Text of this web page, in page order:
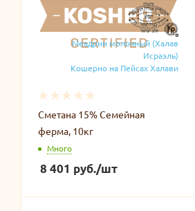
Меадрин молочный (Халав
Исраэль)
Кошерно на Пейсах Халави
Сметана 15% Семейная
ферма, 10кг
Много
8 401 руб./шт